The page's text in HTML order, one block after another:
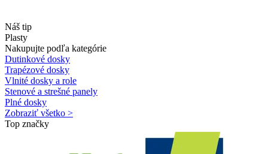
Náš tip
Plasty
Nakupujte podľa kategórie
Dutinkové dosky
Trapézové dosky
Vlnité dosky a role
Stenové a strešné panely
Plné dosky
Zobraziť všetko >
Top značky